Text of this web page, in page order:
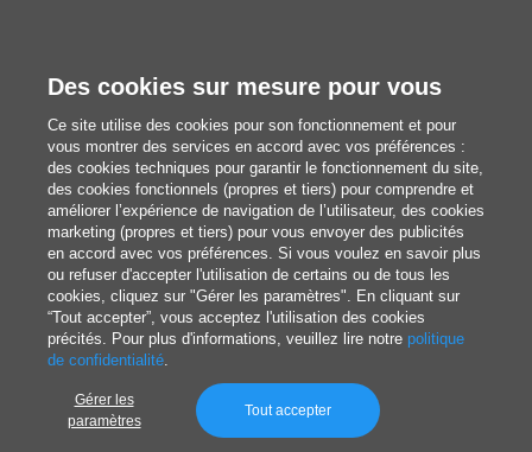
Nous découvrir
blog@pixartprinting.com
Politique de Confidentialité
Des cookies sur mesure pour vous
Ce site utilise des cookies pour son fonctionnement et pour
vous montrer des services en accord avec vos préférences :
des cookies techniques pour garantir le fonctionnement du site,
des cookies fonctionnels (propres et tiers) pour comprendre et
améliorer l’expérience de navigation de l’utilisateur, des cookies
marketing (propres et tiers) pour vous envoyer des publicités
en accord avec vos préférences. Si vous voulez en savoir plus
ou refuser d'accepter l'utilisation de certains ou de tous les
cookies, cliquez sur "Gérer les paramètres". En cliquant sur
“Tout accepter”, vous acceptez l'utilisation des cookies
précités. Pour plus d'informations, veuillez lire notre politique
de confidentialité.
Gérer les
paramètres
Tout accepter